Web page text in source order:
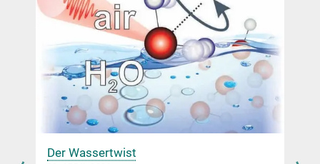
Structural & Electronic Surface Dynamics
Research Group Ralph Ernstorfer, ERC project
FLATLAND
Der Wassertwist